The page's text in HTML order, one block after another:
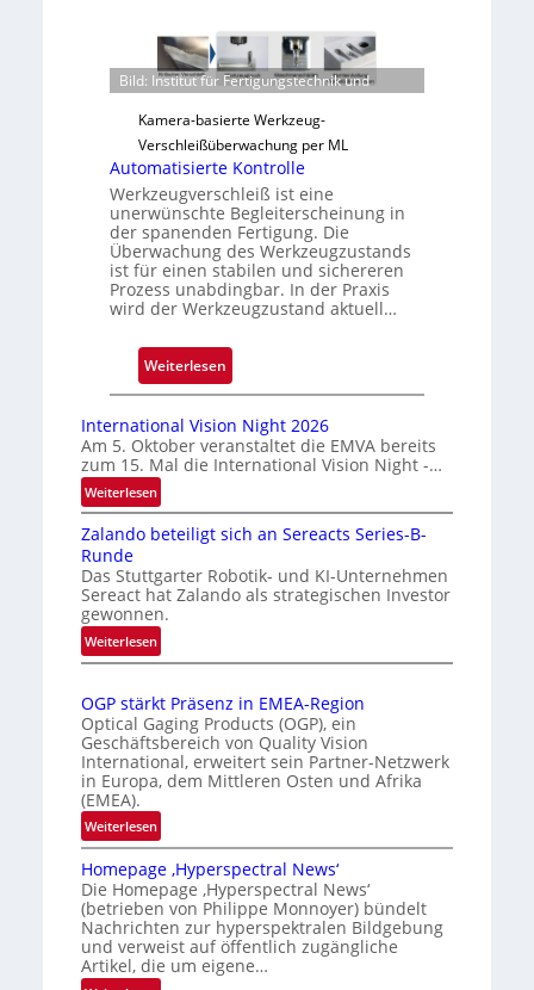
v
e
r
l
ä
s
s
g
e
D
r
c
k
a
r
e
n
e
r
n
u
n
g
Bild: Institut für Fertigungstechnik und
Kamera-basierte Werkzeug-
Verschleißüberwachung per ML
Automatisierte Kontrolle
Werkzeugverschleiß ist eine
unerwünschte Begleiterscheinung in
der spanenden Fertigung. Die
Überwachung des Werkzeugzustands
ist für einen stabilen und sichereren
Prozess unabdingbar. In der Praxis
wird der Werkzeugzustand aktuell…
Weiterlesen:
A
t
o
a
t
s
r
e
K
o
n
o
l
l
e
International Vision Night 2026
Am 5. Oktober veranstaltet die EMVA bereits
zum 15. Mal die International Vision Night -…
Weiterlesen:
I
n
e
r
n
a
o
n
a
l
V
i
s
i
o
n
N
i
Zalando beteiligt sich an Sereacts Series-B-
Runde
Das Stuttgarter Robotik- und KI-Unternehmen
Sereact hat Zalando als strategischen Investor
gewonnen.
Weiterlesen:
Z
l
a
n
d
b
e
t
e
i
l
i
g
OGP stärkt Präsenz in EMEA-Region
Optical Gaging Products (OGP), ein
Geschäftsbereich von Quality Vision
International, erweitert sein Partner-Netzwerk
in Europa, dem Mittleren Osten und Afrika
(EMEA).
Weiterlesen:
O
G
P
s
t
ä
r
Homepage ‚Hyperspectral News‘
Die Homepage ‚Hyperspectral News‘
(betrieben von Philippe Monnoyer) bündelt
Nachrichten zur hyperspektralen Bildgebung
und verweist auf öffentlich zugängliche
Artikel, die um eigene…